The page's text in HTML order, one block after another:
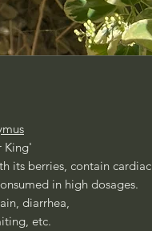
King'
its berries, contain cardiac
in high dosages.
diarrhea,
etc.